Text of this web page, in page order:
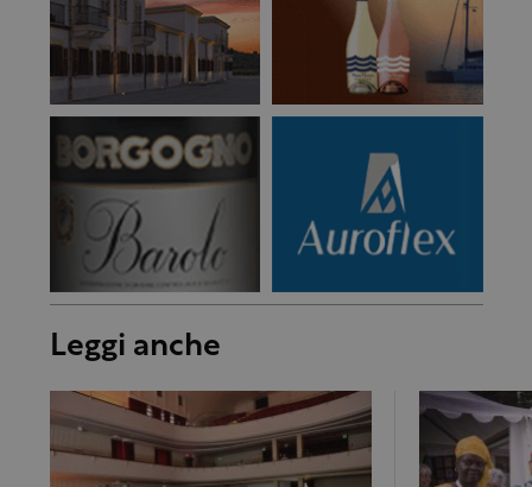
Leggi anche